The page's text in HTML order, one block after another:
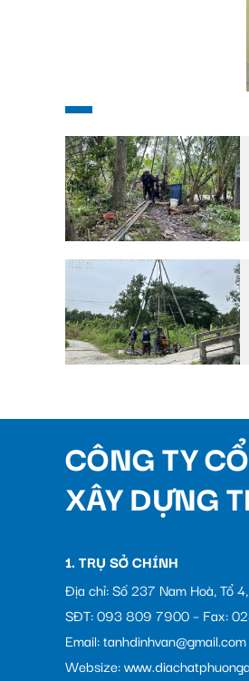
CÔNG TY
XÂY DỰNG
1. TRỤ SỞ CHÍNH
Địa chỉ: Số 237 Nam Hoà, Tổ
SĐT: 093 809 7900 – Fax:
Email: tanhdinhvan@gmail.com
Websize: